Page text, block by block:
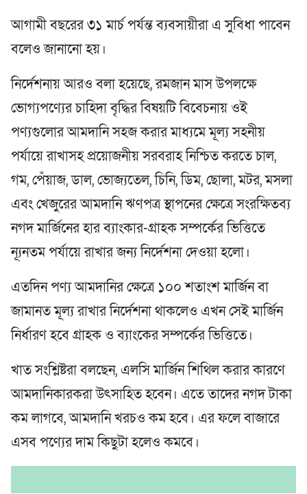
আগামী বছরের ৩১ মার্চ পর্যন্ত ব্যবসায়ীরা এ সুবিধা পাবেন
বলেও জানানো হয়।
নির্দেশনায় আরও বলা হয়েছে, রমজান মাস উপলক্ষে
ভোগ্যপণ্যের চাহিদা বৃদ্ধির বিষয়টি বিবেচনায় ওই
পণ্যগুলোর আমদানি সহজ করার মাধ্যমে মূল্য সহনীয়
পর্যায়ে রাখাসহ প্রয়োজনীয় সরবরাহ নিশ্চিত করতে চাল,
গম, পেঁয়াজ, ডাল, ভোজ্যতেল, চিনি, ডিম, ছোলা, মটর, মসলা
এবং খেজুরের আমদানি ঋণপত্র স্থাপনের ক্ষেত্রে সংরক্ষিতব্য
নগদ মার্জিনের হার ব্যাংকার-গ্রাহক সম্পর্কের ভিত্তিতে
ন্যূনতম পর্যায়ে রাখার জন্য নির্দেশনা দেওয়া হলো।
এতদিন পণ্য আমদানির ক্ষেত্রে ১০০ শতাংশ মার্জিন বা
জামানত মূল্য রাখার নির্দেশনা থাকলেও এখন সেই মার্জিন
নির্ধারণ হবে গ্রাহক ও ব্যাংকের সম্পর্কের ভিত্তিতে।
খাত সংশ্লিষ্টরা বলছেন, এলসি মার্জিন শিথিল করার কারণে
আমদানিকারকরা উৎসাহিত হবেন। এতে তাদের নগদ টাকা
কম লাগবে, আমদানি খরচও কম হবে। এর ফলে বাজারে
এসব পণ্যের দাম কিছুটা হলেও কমবে।